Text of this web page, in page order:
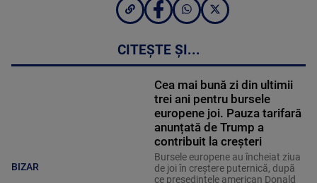
CITEȘTE ȘI...
BIZAR
Cea mai bună zi din ultimii
trei ani pentru bursele
europene joi. Pauza tarifară
anunțată de Trump a
contribuit la creșteri
Bursele europene au încheiat ziua
de joi în creştere puternică, după
ce preşedintele american Donald